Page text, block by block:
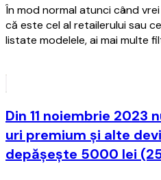
În mod normal atunci când
că este cel al retailerului sau
listate modelele, ai mai multe
Din 11 noiembrie
uri premium şi alte
depăşeşte 5000 lei